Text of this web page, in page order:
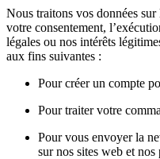
Nous traitons vos données
votre consentement,
légales ou nos intérêts
aux fins suivantes :
Pour créer un compte
Pour traiter votre
Pour vous envoyer la
sur nos sites web et nos